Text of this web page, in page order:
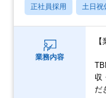
正社員採用 土日祝
業務内容
収
だ